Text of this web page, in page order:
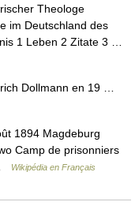
Theologe
im Deutschland des
1 Leben 2 Zitate 3 …
Dollmann en 19 …
1894 Magdeburg
Camp de prisonniers
Wikipédia en Français